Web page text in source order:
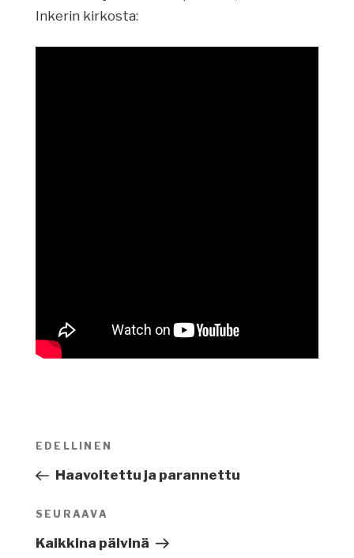
Inkerin kirkosta:
Artikkelien
Edellinen
artikkeli
EDELLINEN
Haavoitettu ja parannettu
Seuraava
artikkeli
SEURAAVA
Kaikkina päivinä